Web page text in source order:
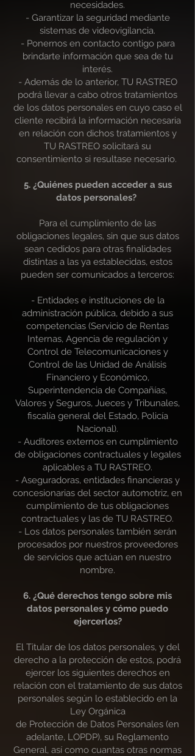
necesidades.
- Garantizar la seguridad mediante
sistemas de videovigilancia.
- Ponernos en contacto contigo para
brindarte información que sea de tu
interés.
- Además de lo anterior, TU RASTREO
podrá llevar a cabo otros tratamientos
de los datos personales en cuyo caso el
cliente recibirá la información necesaria
en relación con dichos tratamientos y
TU RASTREO solicitará su
consentimiento si resultase necesario.
5. ¿Quiénes pueden acceder a sus
datos personales?
Para el cumplimiento de las
obligaciones legales, sin que sus datos
sean cedidos para otras finalidades
distintas a las ya establecidas, estos
pueden ser comunicados a terceros:
- Entidades e instituciones de la
administración pública, debido a sus
competencias (Servicio de Rentas
Internas, Agencia de regulación y
Control de Telecomunicaciones y
Control de las Unidad de Análisis
Financiero y Económico,
Superintendencia de Compañías,
Valores y Seguros, Jueces y Tribunales,
fiscalía general del Estado, Policía
Nacional).
- Auditores externos en cumplimiento
de obligaciones contractuales y legales
aplicables a TU RASTREO.
- Aseguradoras, entidades financieras y
concesionarias del sector automotriz, en
cumplimiento de tus obligaciones
contractuales y las de TU RASTREO.
- Los datos personales también serán
procesados por nuestros proveedores
de servicios que actúan en nuestro
nombre.
6. ¿Qué derechos tengo sobre mis
datos personales y cómo puedo
ejercerlos?
El Titular de los datos personales, y del
derecho a la protección de estos, podrá
ejercer los siguientes derechos en
relación con el tratamiento de sus datos
personales según lo establecido en la
Ley Orgánica
de Protección de Datos Personales (en
adelante, LOPDP), su Reglamento
General, así como cuantas otras normas